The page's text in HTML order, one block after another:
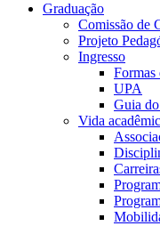
Graduação
Comissão de
Projeto
Ingresso
Formas
UPA
Guia
Vida